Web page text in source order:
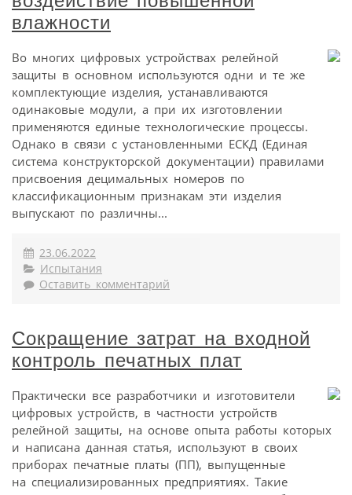
влажности
Во многих цифровых устройствах релейной
защиты в основном используются одни и те же
комплектующие изделия, устанавливаются
одинаковые модули, а при их изготовлении
применяются единые технологические процессы.
Однако в связи с установленными ЕСКД (Единая
система конструкторской документации) правилами
присвоения децимальных номеров по
классификационным признакам эти изделия
выпускают по различны...
23.06.2022
Испытания
Оставить комментарий
Сокращение затрат на входной
контроль печатных плат
Практически все разработчики и изготовители
цифровых устройств, в частности устройств
релейной защиты, на основе опыта работы которых
и написана данная статья, используют в своих
приборах печатные платы (ПП), выпущенные
на специализированных предприятиях. Такие